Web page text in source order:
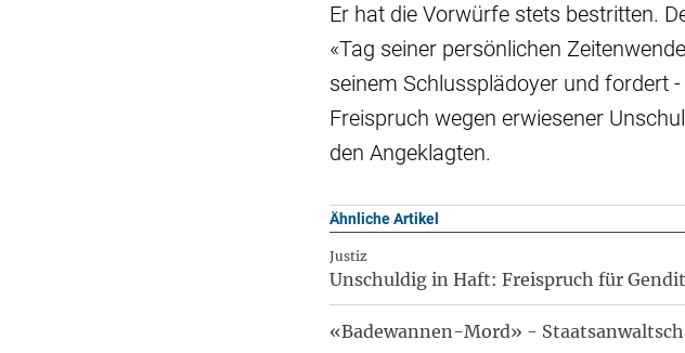
Er hat die Vorwürfe stets bestritten.
«Tag seiner persönlichen
seinem Schlussplädoyer und fordert
Freispruch wegen erwiesener
den Angeklagten.
Ähnliche Artikel
Justiz
Unschuldig in Haft: Freispruch für
«Badewannen-Mord» -